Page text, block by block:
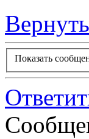
Показать